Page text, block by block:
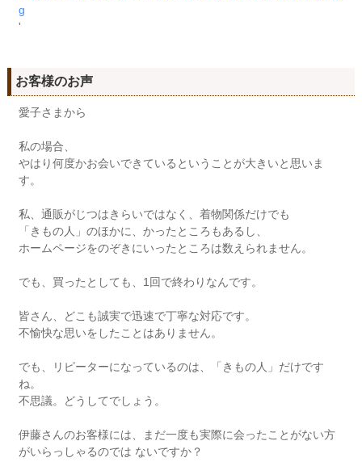
g
'
お客様のお声
愛子さまから
私の場合、
やはり何度かお会いできているということが大きいと思いま
す。
私、通販がじつはきらいではなく、着物関係だけでも
「きもの人」のほかに、かったところもあるし、
ホームページをのぞきにいったところは数えられません。
でも、買ったとしても、1回で終わりなんです。
皆さん、どこも誠実で迅速で丁寧な対応です。
不愉快な思いをしたことはありません。
でも、リピーターになっているのは、「きもの人」だけです
ね。
不思議。どうしてでしょう。
伊藤さんのお客様には、まだ一度も実際に会ったことがない方
がいらっしゃるのでは ないですか？